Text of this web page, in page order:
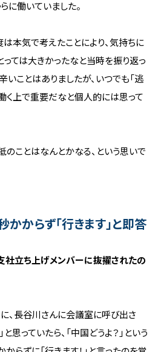
に働いていました。
は本気で考えたことにより、気持ちに
ては大きかったなと当時を振り返っ
いことはありましたが、いつでも「逃
く上で重要だなと個人的には思って
ことはなんとかなる、という思いで
かからず「行きます」と即答
立ち上げメンバーに抜擢されたの
、長谷川さんに会議室に呼び出さ
思っていたら、「中国どうよ？」という